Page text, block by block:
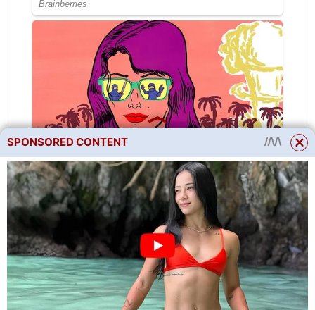
SPONSORED CONTENT